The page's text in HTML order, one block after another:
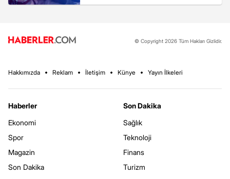
© Copyright 2026 Tüm Hakları Gizlidir.
Hakkımızda Reklam İletişim Künye Yayın İlkeleri
Haberler
Ekonomi
Spor
Magazin
Son Dakika
Son Dakika
Sağlık
Teknoloji
Finans
Turizm